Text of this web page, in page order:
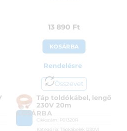
13 890 Ft
KOSÁRBA
Rendelésre
Összevet
KOSÁRBA
Táp toldókábel, lengő
230V 20m
Cikkszám: P01320R
Kategória:
Tápkábelek (230V)